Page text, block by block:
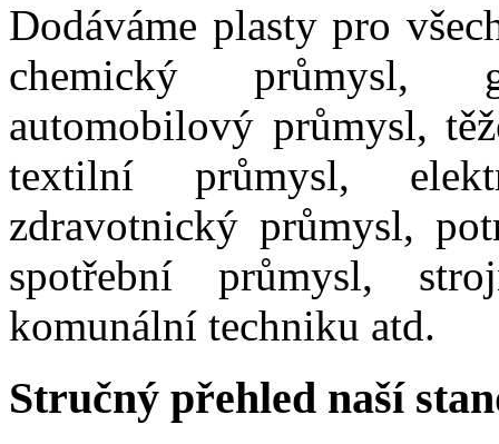
Dodáváme plasty pro
chemický průmysl,
automobilový průmysl,
textilní průmysl,
zdravotnický průmysl,
spotřební průmysl,
komunální techniku atd.
Stručný přehled naší